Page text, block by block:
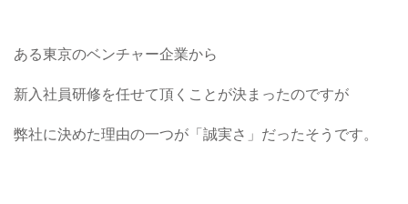
ある東京のベンチャー企業から
新入社員研修を任せて頂くことが決まったのですが
弊社に決めた理由の一つが「誠実さ」だったそうです。